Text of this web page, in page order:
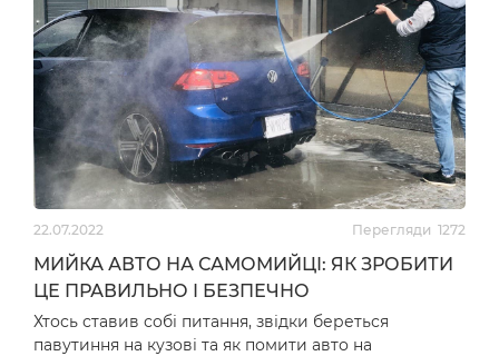
22.07.2022 Перегляди 1272
МИЙКА АВТО НА САМОМИЙЦІ: ЯК ЗРОБИТИ
ЦЕ ПРАВИЛЬНО І БЕЗПЕЧНО
Хтось ставив собі питання, звідки береться
павутиння на кузові та як помити авто на